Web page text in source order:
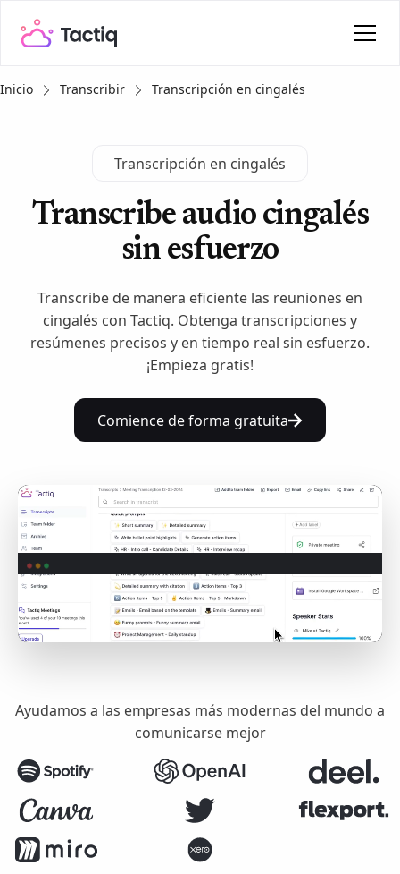
Inicio Transcribir Transcripción en cingalés
Transcripción en cingalés
Transcribe audio cingalés
sin esfuerzo
Transcribe de manera eficiente las reuniones en
cingalés con Tactiq. Obtenga transcripciones y
resúmenes precisos y en tiempo real sin esfuerzo.
¡Empieza gratis!
Comience de forma gratuita
Ayudamos a las empresas más modernas del mundo a
comunicarse mejor